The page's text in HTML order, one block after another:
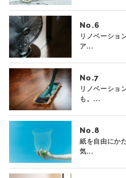
No.
リノベーショ
ア...
No.
リノベーショ
も。...
No.
紙を自由にか
気...